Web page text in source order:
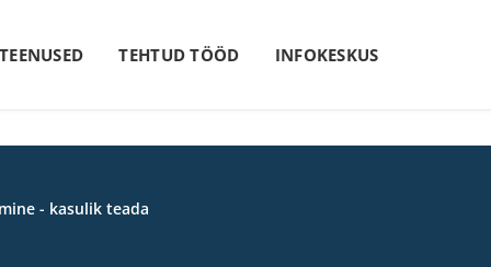
TEHTUD TÖÖD INFOKESKUS
- kasulik teada